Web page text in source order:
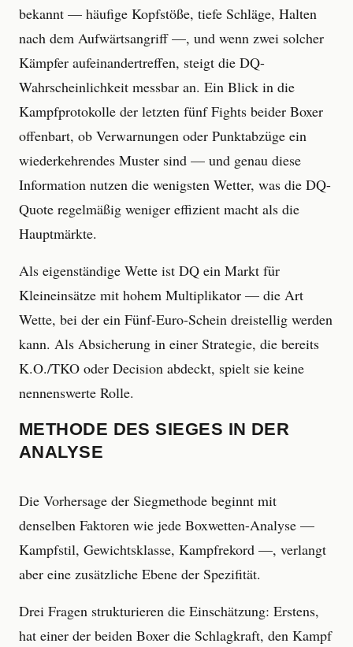
bekannt — häufige Kopfstöße, tiefe Schläge, Halten
nach dem Aufwärtsangriff —, und wenn zwei solcher
Kämpfer aufeinandertreffen, steigt die DQ-
Wahrscheinlichkeit messbar an. Ein Blick in die
Kampfprotokolle der letzten fünf Fights beider Boxer
offenbart, ob Verwarnungen oder Punktabzüge ein
wiederkehrendes Muster sind — und genau diese
Information nutzen die wenigsten Wetter, was die DQ-
Quote regelmäßig weniger effizient macht als die
Hauptmärkte.
Als eigenständige Wette ist DQ ein Markt für
Kleineinsätze mit hohem Multiplikator — die Art
Wette, bei der ein Fünf-Euro-Schein dreistellig werden
kann. Als Absicherung in einer Strategie, die bereits
K.O./TKO oder Decision abdeckt, spielt sie keine
nennenswerte Rolle.
METHODE DES SIEGES IN DER
ANALYSE
Die Vorhersage der Siegmethode beginnt mit
denselben Faktoren wie jede Boxwetten-Analyse —
Kampfstil, Gewichtsklasse, Kampfrekord —, verlangt
aber eine zusätzliche Ebene der Spezifität.
Drei Fragen strukturieren die Einschätzung: Erstens,
hat einer der beiden Boxer die Schlagkraft, den Kampf